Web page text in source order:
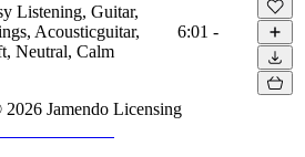
Listening, Guitar,
Acousticguitar,
Neutral, Calm
6:01 -
2026 Jamendo Licensing